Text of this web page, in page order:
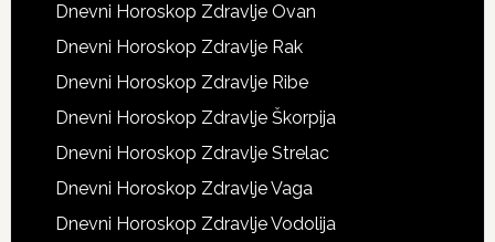
Dnevni Horoskop Zdravlje Ovan
Dnevni Horoskop Zdravlje Rak
Dnevni Horoskop Zdravlje Ribe
Dnevni Horoskop Zdravlje Škorpija
Dnevni Horoskop Zdravlje Strelac
Dnevni Horoskop Zdravlje Vaga
Dnevni Horoskop Zdravlje Vodolija